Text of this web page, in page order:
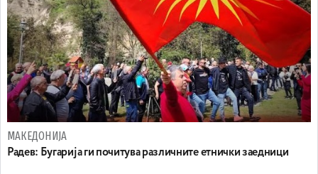
МАКЕДОНИЈА
Радев: Бугарија ги почитува различните етнички заедници